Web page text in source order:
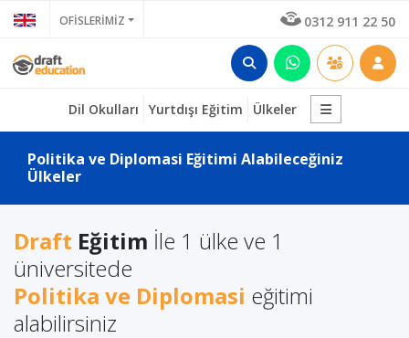
OFİSLERİMİZ 0312 911 22 50
Dil Okulları Yurtdışı Eğitim Ülkeler
Politika ve Diplomasi Eğitimi Alabileceğiniz
Ülkeler
Draft Eğitim İle 1 ülke ve 1
üniversitede
Politika ve Diplomasi eğitimi
alabilirsiniz